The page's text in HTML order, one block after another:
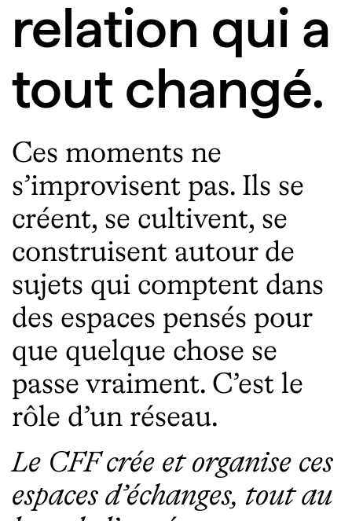
relation qui a
tout changé.
Ces moments ne
s’improvisent pas. Ils se
créent, se cultivent, se
construisent autour de
sujets qui comptent dans
des espaces pensés pour
que quelque chose se
passe vraiment. C’est le
rôle d’un réseau.
Le CFF crée et organise ces
espaces d’échanges, tout au